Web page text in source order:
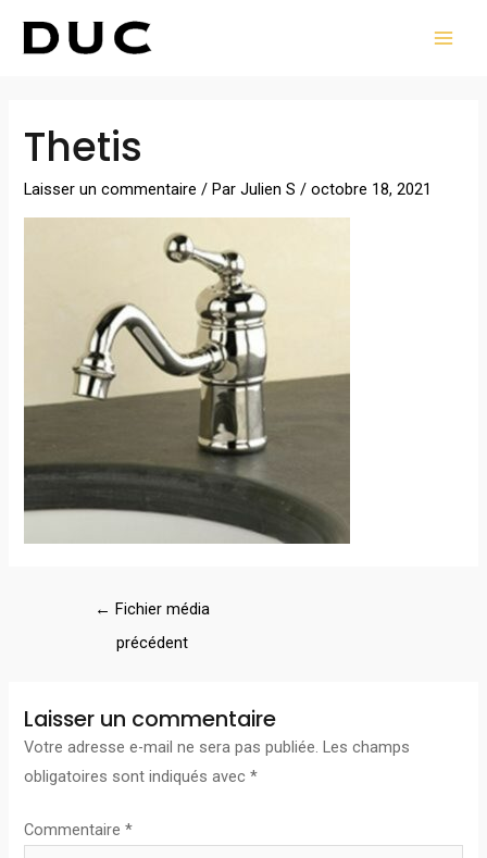
Thetis
Laisser un commentaire / ParJulien S/octobre 18, 2021
des
← Fichier média
précédent
Laisser un commentaire
Votre adresse e-mail ne sera pas publiée. Les champs
obligatoires sont indiqués avec*
Commentaire*